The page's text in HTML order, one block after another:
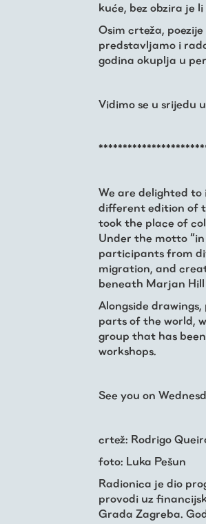
kuće, bez obzira je
Osim crteža,
predstavljamo i
godina okuplja u
Vidimo se u srijedu
We are delighted to
different edition of
took the place of
Under the motto
participants from
migration, and
beneath Marjan
Alongside
parts of the world,
group that has
workshops.
See you on
crtež: Rodrigo
foto: Luka Pešun
Radionica je dio
provodi uz
Grada Zagreba.